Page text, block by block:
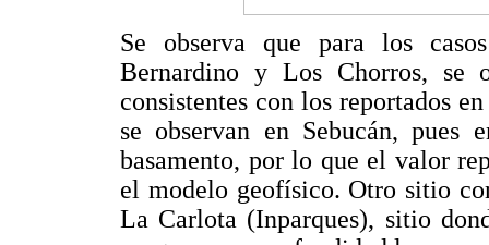
Se observa que para los
Bernardino y Los Chorros, se
consistentes con los reportados
se observan en Sebucán,
basamento, por lo que el valor
el modelo geofísico. Otro sitio
La Carlota (Inparques), sitio